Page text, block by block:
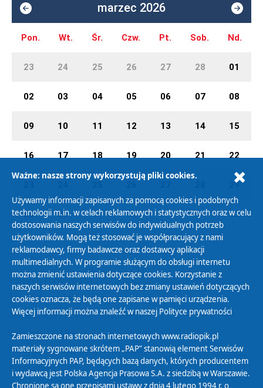
marzec 2026
Pon. Wt. Śr. Czw. Pt. Sob. Nd.
23 24 25 26 27 28 01
02 03 04 05 06 07 08
09 10 11 12 13 14 15
16 17 18 19 20 21 22
29
30 31 01 02 03 04 05
Polityka Prywatności
Zasady korzystania z Serwisu
Organizacje Pożytku Publicznego
Cyfryzacja DAB+
Polityka ochrony danych osobowych
Abonament
Zamówienia publiczne
Ważne: nasze strony wykorzystują pliki cookies.
Używamy informacji zapisanych za pomocą cookies i podobnych
technologii m.in. w celach reklamowych i statystycznych oraz w celu
dostosowania naszych serwisów do indywidualnych potrzeb
użytkowników. Mogą też stosować je współpracujący z nami
reklamodawcy, firmy badawcze oraz dostawcy aplikacji
multimedialnych. W programie służącym do obsługi internetu
można zmienić ustawienia dotyczące cookies. Korzystanie z
naszych serwisów internetowych bez zmiany ustawień dotyczących
cookies oznacza, że będą one zapisane w pamięci urządzenia.
Więcej informacji można znaleźć w naszej Polityce prywatności
Zamieszczone na stronach internetowych www.radiopik.pl
materiały sygnowane skrótem „PAP” stanowią element Serwisów
Informacyjnych PAP, będących bazą danych, których producentem
i wydawcą jest Polska Agencja Prasowa S.A. z siedzibą w Warszawie.
Chronione są one przepisami ustawy z dnia 4 lutego 1994 r. o